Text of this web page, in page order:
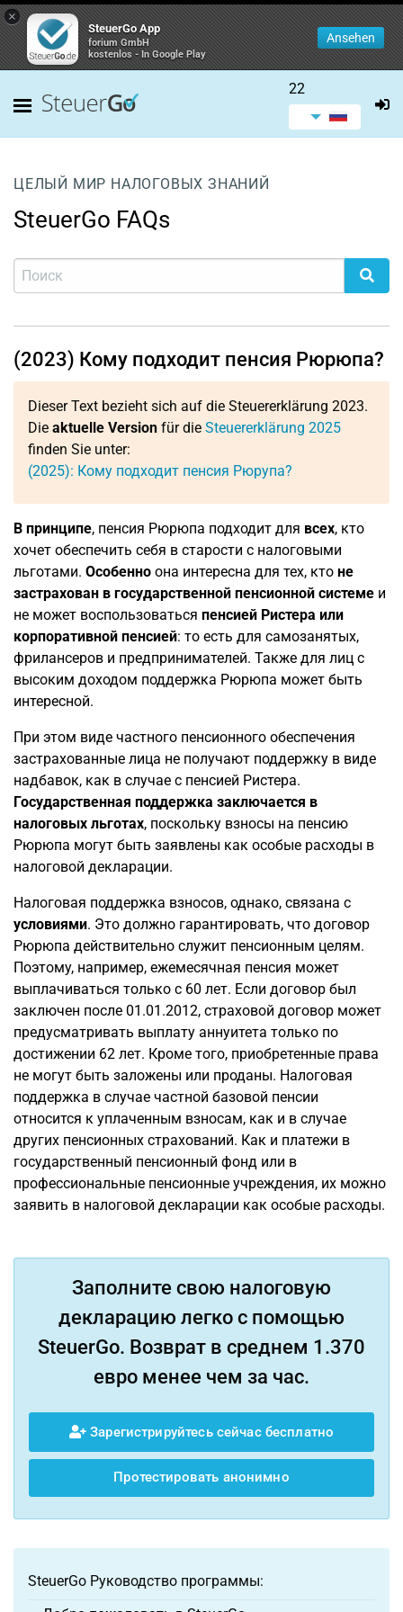
×
SteuerGo App
forium GmbH
kostenlos - In Google Play
Ansehen
22
ЦЕЛЫЙ МИР НАЛОГОВЫХ ЗНАНИЙ
SteuerGo FAQs
(2023) Кому подходит пенсия Рюрюпа?
Dieser Text bezieht sich auf die Steuererklärung 2023.
Die aktuelle Version für die Steuererklärung 2025
finden Sie unter:
(2025): Кому подходит пенсия Рюрупа?
В принципе, пенсия Рюрюпа подходит для всех, кто
хочет обеспечить себя в старости с налоговыми
льготами. Особенно она интересна для тех, кто не
застрахован в государственной пенсионной системе и
не может воспользоваться пенсией Ристера или
корпоративной пенсией: то есть для самозанятых,
фрилансеров и предпринимателей. Также для лиц с
высоким доходом поддержка Рюрюпа может быть
интересной.
При этом виде частного пенсионного обеспечения
застрахованные лица не получают поддержку в виде
надбавок, как в случае с пенсией Ристера.
Государственная поддержка заключается в
налоговых льготах, поскольку взносы на пенсию
Рюрюпа могут быть заявлены как особые расходы в
налоговой декларации.
Налоговая поддержка взносов, однако, связана с
условиями. Это должно гарантировать, что договор
Рюрюпа действительно служит пенсионным целям.
Поэтому, например, ежемесячная пенсия может
выплачиваться только с 60 лет. Если договор был
заключен после 01.01.2012, страховой договор может
предусматривать выплату аннуитета только по
достижении 62 лет. Кроме того, приобретенные права
не могут быть заложены или проданы. Налоговая
поддержка в случае частной базовой пенсии
относится к уплаченным взносам, как и в случае
других пенсионных страхований. Как и платежи в
государственный пенсионный фонд или в
профессиональные пенсионные учреждения, их можно
заявить в налоговой декларации как особые расходы.
Заполните свою налоговую
декларацию легко с помощью
SteuerGo. Возврат в среднем 1.370
евро менее чем за час.
Зарегистрируйтесь сейчас бесплатно
Протестировать анонимно
SteuerGo Руководство программы: